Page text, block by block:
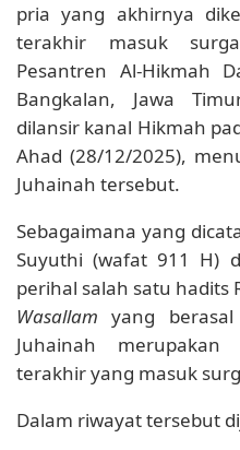
pria yang akhirnya
terakhir masuk
Pesantren Al-Hikmah
Bangkalan, Jawa
dilansir kanal Hikmah
Ahad (28/12/2025),
Juhainah tersebut.
Sebagaimana yang
Suyuthi (wafat 911 H)
perihal salah satu hadits
Wasallam yang
Juhainah
terakhir yang masuk
Dalam riwayat tersebut